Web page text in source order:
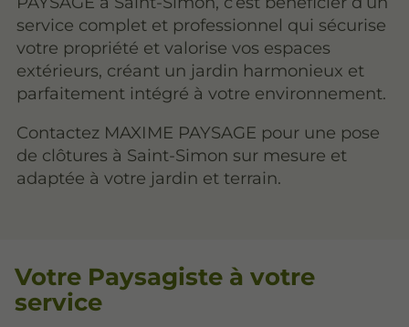
service complet et professionnel qui sécurise
votre propriété et valorise vos espaces
extérieurs, créant un jardin harmonieux et
parfaitement intégré à votre environnement.
Contactez MAXIME PAYSAGE pour une pose
de clôtures à Saint-Simon sur mesure et
adaptée à votre jardin et terrain.
Votre Paysagiste à votre
service